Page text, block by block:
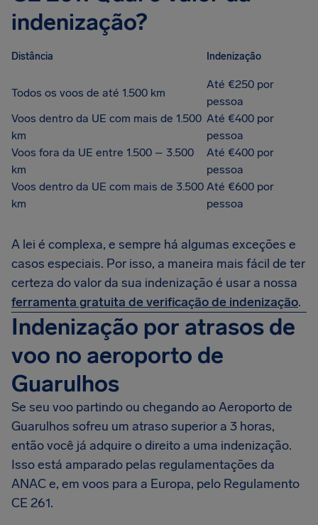
indenização?
Distância Indenização
Todos os voos de até 1.500 km
Até €250 por
pessoa
Voos dentro da UE com mais de 1.500
km
Até €400 por
pessoa
Voos fora da UE entre 1.500 – 3.500
km
Até €400 por
pessoa
Voos dentro da UE com mais de 3.500
km
Até €600 por
pessoa
A lei é complexa, e sempre há algumas exceções e
casos especiais. Por isso, a maneira mais fácil de ter
certeza do valor da sua indenização é usar a nossa
ferramenta gratuita de verificação de indenização.
Indenização por atrasos de
voo no aeroporto de
Guarulhos
Se seu voo partindo ou chegando ao Aeroporto de
Guarulhos sofreu um atraso superior a 3 horas,
então você já adquire o direito a uma indenização.
Isso está amparado pelas regulamentações da
ANAC e, em voos para a Europa, pelo Regulamento
CE 261.